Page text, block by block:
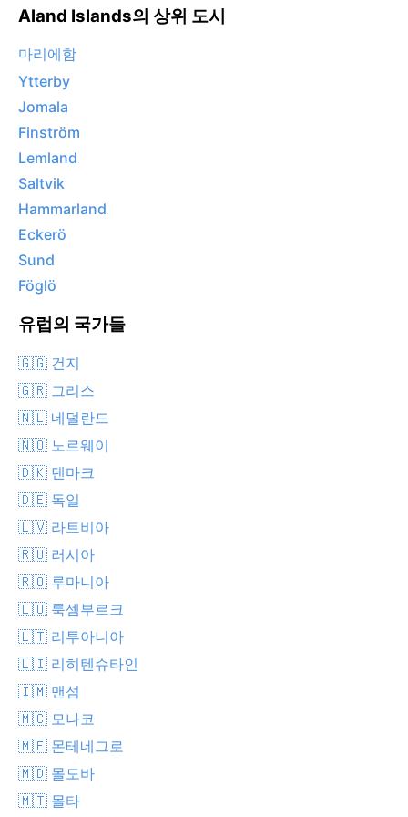
Aland Islands의 상위 도시
마리에함
Ytterby
Jomala
Finström
Lemland
Saltvik
Hammarland
Eckerö
Sund
Föglö
유럽의 국가들
🇬🇬 건지
🇬🇷 그리스
🇳🇱 네덜란드
🇳🇴 노르웨이
🇩🇰 덴마크
🇩🇪 독일
🇱🇻 라트비아
🇷🇺 러시아
🇷🇴 루마니아
🇱🇺 룩셈부르크
🇱🇹 리투아니아
🇱🇮 리히텐슈타인
🇮🇲 맨섬
🇲🇨 모나코
🇲🇪 몬테네그로
🇲🇩 몰도바
🇲🇹 몰타